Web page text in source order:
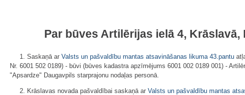
Par būves Artilērijas ielā 4,
1. Saskaņā ar Valsts un pašvaldību mantas atsavināšanas likuma 43.pantu
Nr. 6001 502 0189) - būvi (būves kadastra apzīmējums 6001 002 0189 001) -
"Apsardze" Daugavpils starprajonu nodaļas personā.
2. Krāslavas novada pašvaldībai saskaņā ar Valsts un pašvaldību mantas